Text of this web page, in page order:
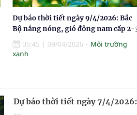
Dự báo thời tiết ngày 9/4/2026: Bắc
Bộ nắng nóng, gió đông nam cấp 2-
05:45 | 09/04/2026
Môi trường
xanh
Dự báo thời tiết ngày 7/4/